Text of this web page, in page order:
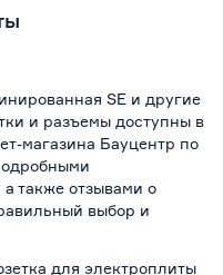
SE и другие
и разъемы доступны в
магазина Бауцентр по
также отзывами о
выбор и
для электроплиты